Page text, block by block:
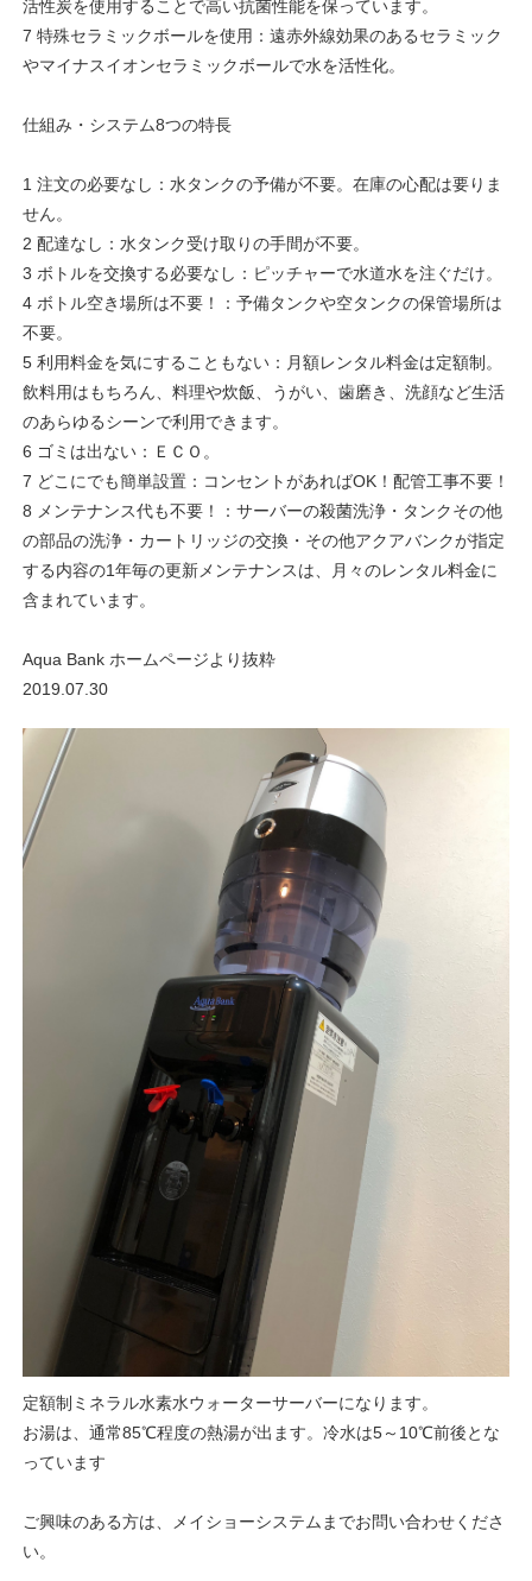
活性炭を使用することで高い抗菌性能を保っています。
7 特殊セラミックボールを使用：遠赤外線効果のあるセラミック
やマイナスイオンセラミックボールで水を活性化。
仕組み・システム8つの特長
1 注文の必要なし：水タンクの予備が不要。在庫の心配は要りま
せん。
2 配達なし：水タンク受け取りの手間が不要。
3 ボトルを交換する必要なし：ピッチャーで水道水を注ぐだけ。
4 ボトル空き場所は不要！：予備タンクや空タンクの保管場所は
不要。
5 利用料金を気にすることもない：月額レンタル料金は定額制。
飲料用はもちろん、料理や炊飯、うがい、歯磨き、洗顔など生活
のあらゆるシーンで利用できます。
6 ゴミは出ない：ＥＣＯ。
7 どこにでも簡単設置：コンセントがあればOK！配管工事不要！
8 メンテナンス代も不要！：サーバーの殺菌洗浄・タンクその他
の部品の洗浄・カートリッジの交換・その他アクアバンクが指定
する内容の1年毎の更新メンテナンスは、月々のレンタル料金に
含まれています。
Aqua Bank ホームページより抜粋
2019.07.30
定額制ミネラル水素水ウォーターサーバーになります。
お湯は、通常85℃程度の熱湯が出ます。冷水は5～10℃前後とな
っています
ご興味のある方は、メイショーシステムまでお問い合わせくださ
い。